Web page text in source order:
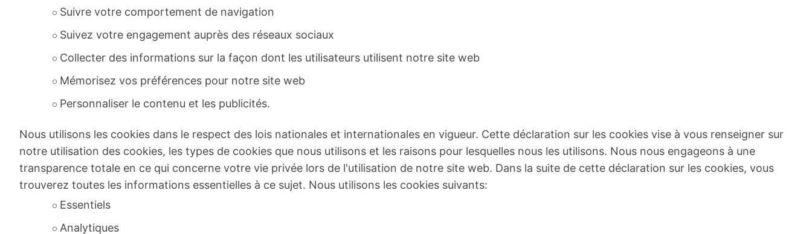
Suivre votre comportement de navigation
Suivez votre engagement auprès des réseaux sociaux
Collecter des informations sur la façon dont les utilisateurs utilisent notre site web
Mémorisez vos préférences pour notre site web
Personnaliser le contenu et les publicités.
Nous utilisons les cookies dans le respect des lois nationales et internationales en vigueur. Cette déclaration sur les cookies vise à vous renseigner sur
notre utilisation des cookies, les types de cookies que nous utilisons et les raisons pour lesquelles nous les utilisons. Nous nous engageons à une
transparence totale en ce qui concerne votre vie privée lors de l'utilisation de notre site web. Dans la suite de cette déclaration sur les cookies, vous
trouverez toutes les informations essentielles à ce sujet. Nous utilisons les cookies suivants:
Essentiels
Analytiques